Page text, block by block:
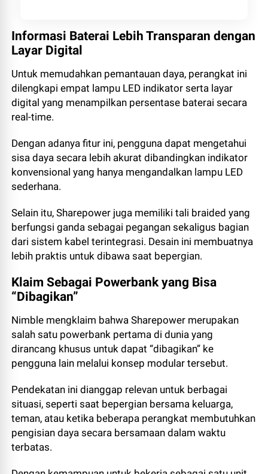
Informasi Baterai Lebih Transparan dengan
Layar Digital
Untuk memudahkan pemantauan daya, perangkat ini
dilengkapi empat lampu LED indikator serta layar
digital yang menampilkan persentase baterai secara
real-time.
Dengan adanya fitur ini, pengguna dapat mengetahui
sisa daya secara lebih akurat dibandingkan indikator
konvensional yang hanya mengandalkan lampu LED
sederhana.
Selain itu, Sharepower juga memiliki tali braided yang
berfungsi ganda sebagai pegangan sekaligus bagian
dari sistem kabel terintegrasi. Desain ini membuatnya
lebih praktis untuk dibawa saat bepergian.
Klaim Sebagai Powerbank yang Bisa
“Dibagikan”
Nimble mengklaim bahwa Sharepower merupakan
salah satu powerbank pertama di dunia yang
dirancang khusus untuk dapat “dibagikan” ke
pengguna lain melalui konsep modular tersebut.
Pendekatan ini dianggap relevan untuk berbagai
situasi, seperti saat bepergian bersama keluarga,
teman, atau ketika beberapa perangkat membutuhkan
pengisian daya secara bersamaan dalam waktu
terbatas.